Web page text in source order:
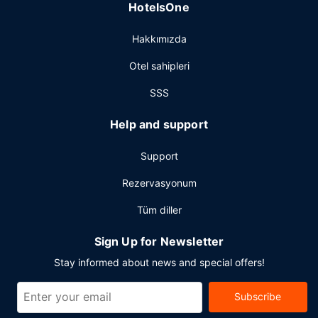
ücretsiz gazete servisi mevcuttur. Grand Forks bölgesinde
ayak kare alanda konferans merkezi ve toplantı odaları
sunmaktadır. Misafirler için ücretsiz gidiş-dönüş havaalanı
HotelsOne
Hakkımızda
Otel sahipleri
SSS
Help and support
Support
Rezervasyonum
Tüm diller
Sign Up for Newsletter
Stay informed about news and special offers!
Subscribe